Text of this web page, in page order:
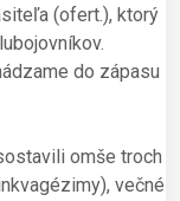
(ofert.), ktorý
do zápasu
omše troch
večné